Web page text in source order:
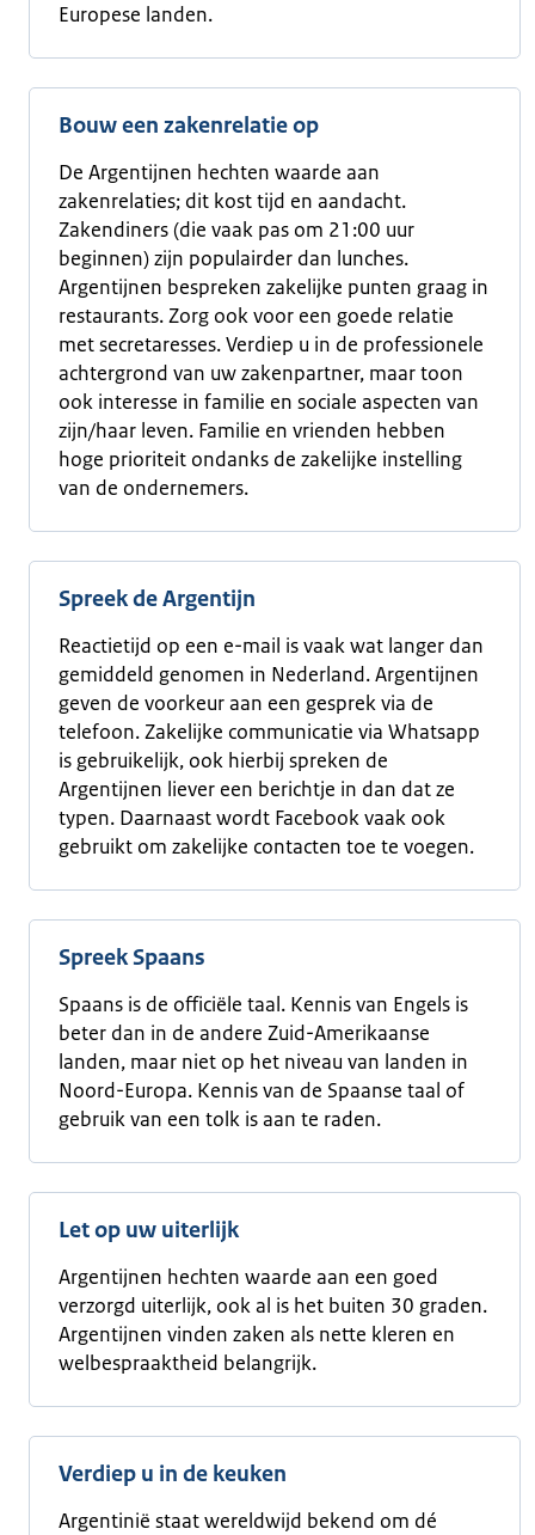
Europese landen.
Bouw een zakenrelatie op
De Argentijnen hechten waarde aan
zakenrelaties; dit kost tijd en aandacht.
Zakendiners (die vaak pas om 21:00 uur
beginnen) zijn populairder dan lunches.
Argentijnen bespreken zakelijke punten graag in
restaurants. Zorg ook voor een goede relatie
met secretaresses. Verdiep u in de professionele
achtergrond van uw zakenpartner, maar toon
ook interesse in familie en sociale aspecten van
zijn/haar leven. Familie en vrienden hebben
hoge prioriteit ondanks de zakelijke instelling
van de ondernemers.
Spreek de Argentijn
Reactietijd op een e-mail is vaak wat langer dan
gemiddeld genomen in Nederland. Argentijnen
geven de voorkeur aan een gesprek via de
telefoon. Zakelijke communicatie via Whatsapp
is gebruikelijk, ook hierbij spreken de
Argentijnen liever een berichtje in dan dat ze
typen. Daarnaast wordt Facebook vaak ook
gebruikt om zakelijke contacten toe te voegen.
Spreek Spaans
Spaans is de officiële taal. Kennis van Engels is
beter dan in de andere Zuid-Amerikaanse
landen, maar niet op het niveau van landen in
Noord-Europa. Kennis van de Spaanse taal of
gebruik van een tolk is aan te raden.
Let op uw uiterlijk
Argentijnen hechten waarde aan een goed
verzorgd uiterlijk, ook al is het buiten 30 graden.
Argentijnen vinden zaken als nette kleren en
welbespraaktheid belangrijk.
Verdiep u in de keuken
Argentinië staat wereldwijd bekend om dé